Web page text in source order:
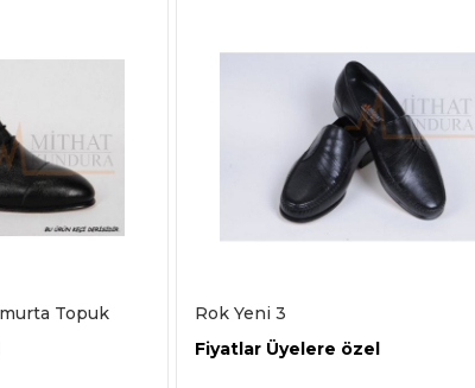
Topuk
Rok Yeni 3
Fiyatlar Üyelere özel